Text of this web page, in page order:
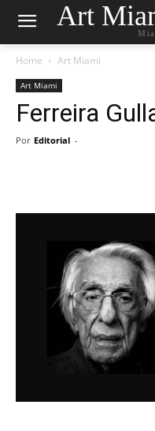
Art
Home Art Miami
Art Miami
Ferreira
Por Editorial -